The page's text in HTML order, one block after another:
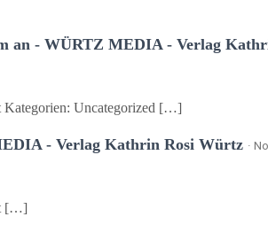
an - WÜRTZ MEDIA - Verlag
Kategorien: Uncategorized […]
- Verlag Kathrin Rosi Würtz ·
[…]